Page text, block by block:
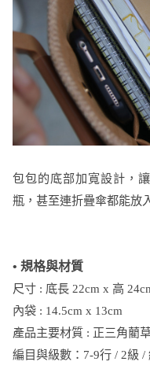
包包的底部加寬設計，
瓶，甚至連折疊傘都能放
• 規格與材質
尺寸 : 底長 22cm x 高
內袋 : 14.5cm x 13cm
產品主要材質 : 正三角藺
編目與級數：7-9行 / 2級